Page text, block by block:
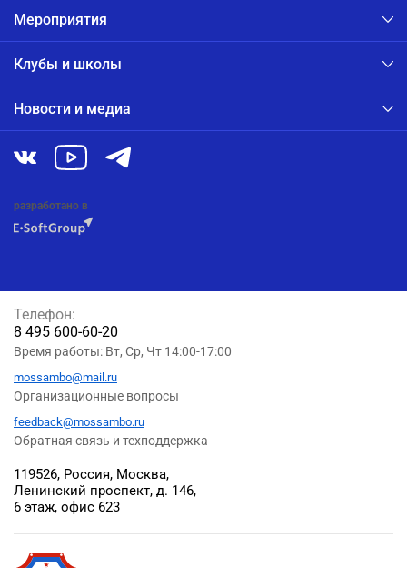
Мероприятия
Клубы и школы
Новости и медиа
разработано в
119526, Россия, Москва,
Ленинский проспект, д. 146,
6 этаж, офис 623
Телефон:
8 495 600-60-20
Время работы: Вт, Ср, Чт 14:00-17:00
mossambo@mail.ru
Организационные вопросы
feedback@mossambo.ru
Обратная связь и техподдержка